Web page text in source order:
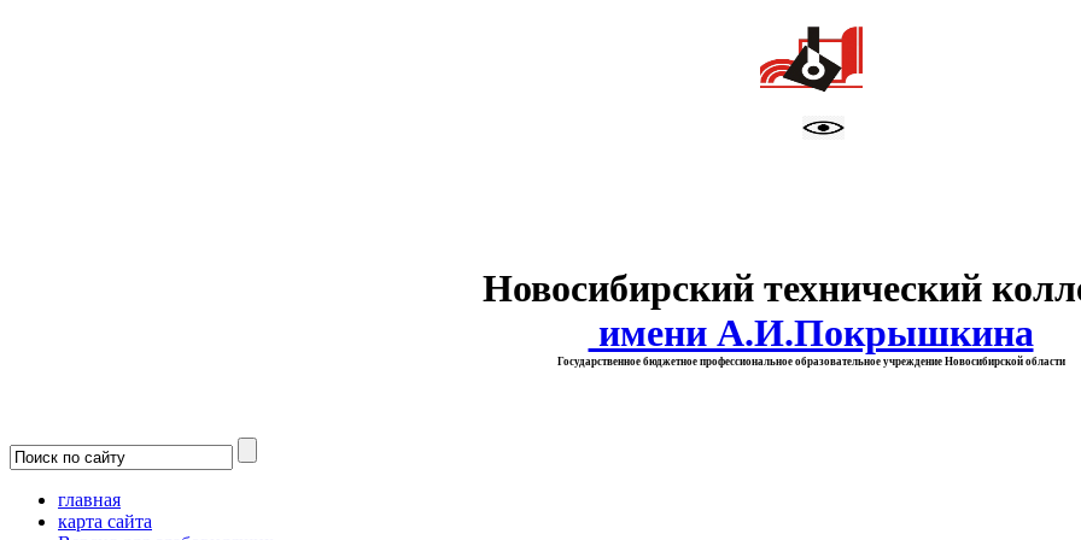
Новосибирский технический
имени А.И.Покрышкина
Государственное бюджетное профессиональное образовательное учреждение Новосибирской области
главная
карта сайта